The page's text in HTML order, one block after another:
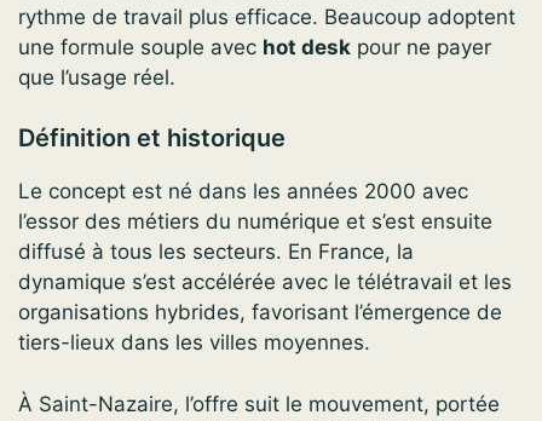
rythme de travail plus efficace. Beaucoup adoptent
une formule souple avec hot desk pour ne payer
que l’usage réel.
Définition et historique
Le concept est né dans les années 2000 avec
l’essor des métiers du numérique et s’est ensuite
diffusé à tous les secteurs. En France, la
dynamique s’est accélérée avec le télétravail et les
organisations hybrides, favorisant l’émergence de
tiers-lieux dans les villes moyennes.
À Saint-Nazaire, l’offre suit le mouvement, portée